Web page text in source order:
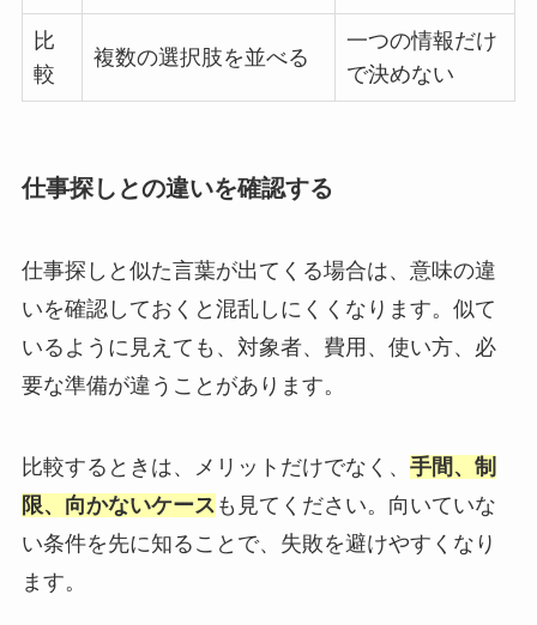
比
較
複数の選択肢を並べる
一つの情報だけ
で決めない
仕事探しとの違いを確認する
仕事探しと似た言葉が出てくる場合は、意味の違
いを確認しておくと混乱しにくくなります。似て
いるように見えても、対象者、費用、使い方、必
要な準備が違うことがあります。
比較するときは、メリットだけでなく、 手間、制
限、向かないケース も見てください。向いていな
い条件を先に知ることで、失敗を避けやすくなり
ます。